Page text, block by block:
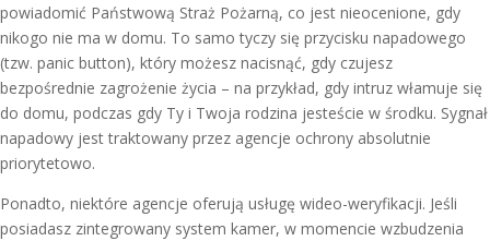
powiadomić Państwową Straż Pożarną, co jest nieocenione, gdy
nikogo nie ma w domu. To samo tyczy się przycisku napadowego
(tzw. panic button), który możesz nacisnąć, gdy czujesz
bezpośrednie zagrożenie życia – na przykład, gdy intruz włamuje się
do domu, podczas gdy Ty i Twoja rodzina jesteście w środku. Sygnał
napadowy jest traktowany przez agencje ochrony absolutnie
priorytetowo.
Ponadto, niektóre agencje oferują usługę wideo-weryfikacji. Jeśli
posiadasz zintegrowany system kamer, w momencie wzbudzenia